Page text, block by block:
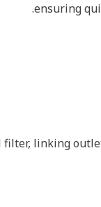
ensuring
linking